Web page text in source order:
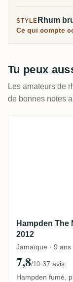
ouvertement
l'économie
STYLE Rhum
Ce qui compte
Tu peux
Les amateurs de
de bonnes notes
Hampden
Hampden The
2012
Jamaïque · 9 ans
7,8/10·37 avis
Hampden fumé,